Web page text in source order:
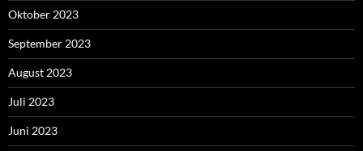
Oktober 2023
September 2023
August 2023
Juli 2023
Juni 2023